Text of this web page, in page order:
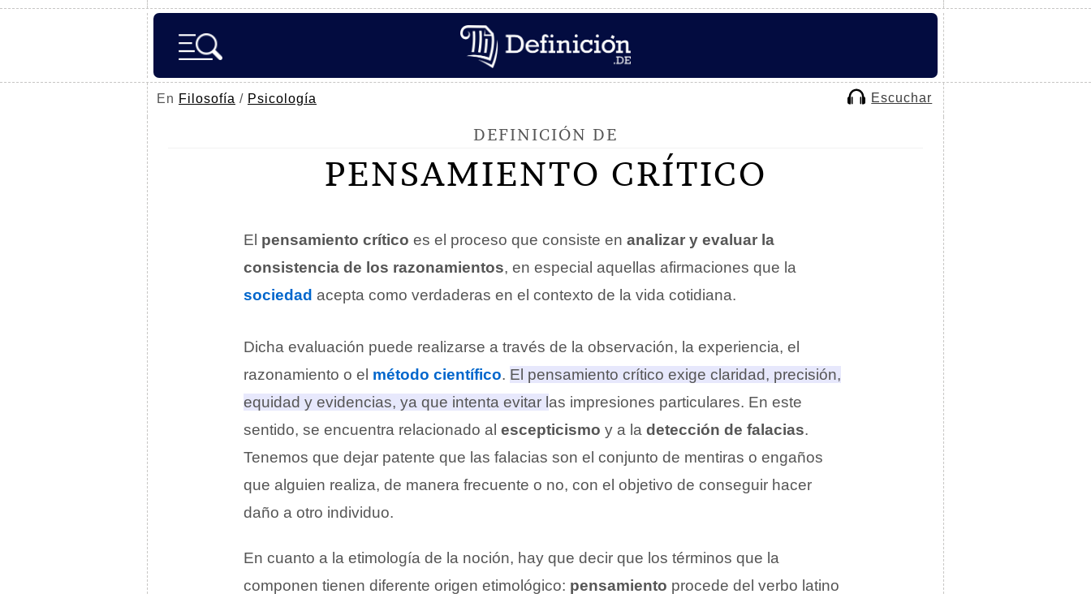
En Filosofía / Psicología Escuchar
DEFINICIÓN DE
PENSAMIENTO CRÍTICO
El pensamiento crítico es el proceso que consiste en analizar y evaluar la
consistencia de los razonamientos, en especial aquellas afirmaciones que la
sociedad acepta como verdaderas en el contexto de la vida cotidiana.
Dicha evaluación puede realizarse a través de la observación, la experiencia, el
razonamiento o el método científico. El pensamiento crítico exige claridad, precisión,
equidad y evidencias, ya que intenta evitar las impresiones particulares. En este
sentido, se encuentra relacionado al escepticismo y a la detección de falacias.
Tenemos que dejar patente que las falacias son el conjunto de mentiras o engaños
que alguien realiza, de manera frecuente o no, con el objetivo de conseguir hacer
daño a otro individuo.
En cuanto a la etimología de la noción, hay que decir que los términos que la
componen tienen diferente origen etimológico: pensamiento procede del verbo latino